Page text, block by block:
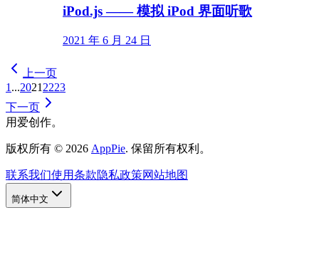
iPod.js —— 模拟 iPod 界面听歌
2021 年 6 月 24 日
上一页
1 ...2021 2223
下一页
用爱创作。
版权所有 © 2026 AppPie. 保留所有权利。
联系我们使用条款隐私政策网站地图
简体中文